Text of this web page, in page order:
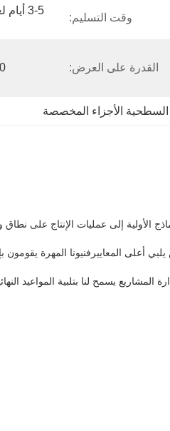
وقت التسليم:
القدرة على العرض:
السطحية الأجزاء المخصصة
إلى عمليات الإنتاج على
أعلى المعاييرفنيونا المهرة
يسمح لنا بتلبية المواعيد